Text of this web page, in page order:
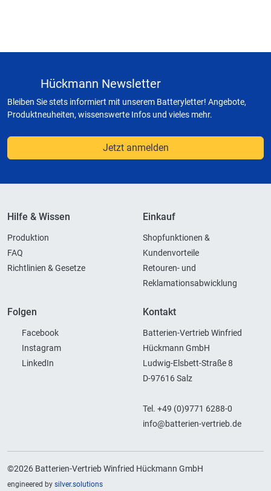
Hückmann Newsletter
Bleiben Sie stets informiert mit unserem Batteryletter! Angebote,
Produktneuheiten, wissenswerte Infos und vieles mehr.
Jetzt anmelden
Hilfe & Wissen
Produktion
FAQ
Richtlinien & Gesetze
Einkauf
Shopfunktionen &
Kundenvorteile
Retouren- und
Reklamationsabwicklung
Folgen
Facebook
Instagram
LinkedIn
Kontakt
Batterien-Vertrieb Winfried
Hückmann GmbH
Ludwig-Elsbett-Straße 8
D-97616 Salz
Tel. +49 (0)9771 6288-0
info@batterien-vertrieb.de
©2026 Batterien-Vertrieb Winfried Hückmann GmbH
engineered by silver.solutions